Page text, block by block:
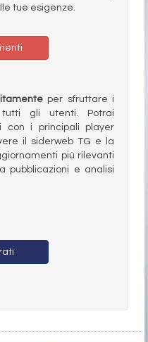
tue esigenze.
per sfruttare i
gli utenti. Potrai
con i principali player
il siderweb TG e la
più rilevanti
pubblicazioni e analisi